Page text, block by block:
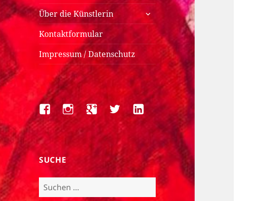
Über die Künstlerin
untermenü
anzeigen
Kontaktformular
Impressum / Datenschutz
FacebookInstagram
Google+TwitterLinkedIn
SUCHE
Suchen
nach: